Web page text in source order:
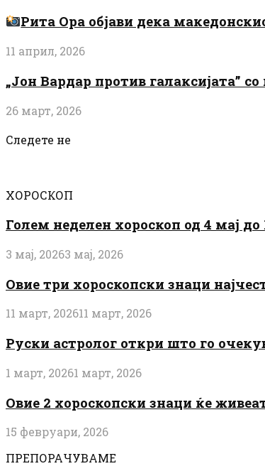
Рита Ора објави дека
11 април, 2026
„Јон Вардар против галаксијата”
26 март, 2026
Следете не
ХОРОСКОП
Голем неделен хороскоп од 4 мај
3 мај, 20263 мај, 2026
Овие три хороскопски знаци
11 март, 202611 март, 2026
Руски астролог откри што го
1 март, 20261 март, 2026
Овие 2 хороскопски знаци ќе
15 февруари, 2026
ПРЕПОРАЧУВАМЕ